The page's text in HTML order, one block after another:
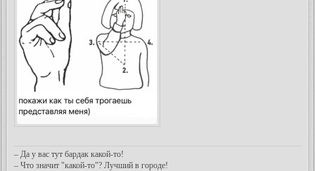
– Да у вас тут бардак какой-то!
– Что значит "какой-то"? Лучший в городе!